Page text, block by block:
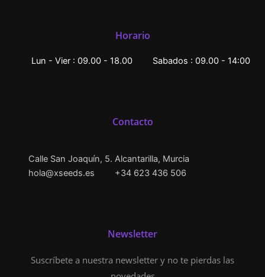
Horario
Lun - Vier : 09.00 - 18.00 Sabados : 09.00 - 14:00
Contacto
Calle San Joaquín, 5. Alcantarilla, Murcia
hola@xseeds.es
+34 623 436 506
Newsletter
Suscríbete a nuestra newsletter y no te pierdas las